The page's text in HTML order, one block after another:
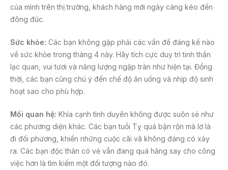
của mình trên thị trường, khách hàng mới ngày càng kéo đến
đông đúc.
Sức khỏe: Các bạn không gặp phải các vấn đề đáng kể nào
về sức khỏe trong tháng 4 này. Hãy tích cực duy trì tinh thần
lạc quan, vui tươi và năng lượng ngập tràn như hiện tại. Đồng
thời, các bạn cũng chú ý đến chế độ ăn uống và nhịp độ sinh
hoạt sao cho phù hợp.
Mối quan hệ: Khía cạnh tình duyên không được suôn sẻ như
các phương diện khác. Các bạn tuổi Tỵ quá bận rộn mà lơ là
đi đối phương, khiến những cuộc cãi vã không đáng có xảy
ra. Các bạn độc thân có vẻ vẫn đang quá hăng say cho công
việc hơn là tìm kiếm một đối tượng nào đó.